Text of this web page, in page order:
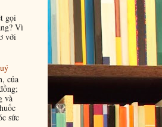
gọi
Vì
với
của
và
sức